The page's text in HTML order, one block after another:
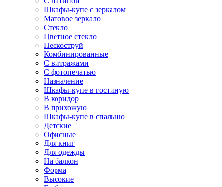
Шкафы-купе с зеркалом
Матовое зеркало
Стекло
Цветное стекло
Пескоструй
Комбинированные
С витражами
С фотопечатью
Назначение
Шкафы-купе в гостиную
В коридор
В прихожую
Шкафы-купе в спальню
Детские
Офисные
Для книг
Для одежды
На балкон
Форма
Высокие